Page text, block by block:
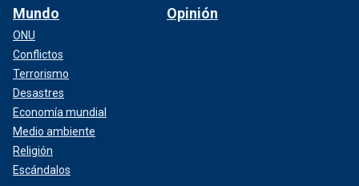
Mundo
ONU
Conflictos
Terrorismo
Desastres
Economía mundial
Medio ambiente
Religión
Escándalos
Opinión